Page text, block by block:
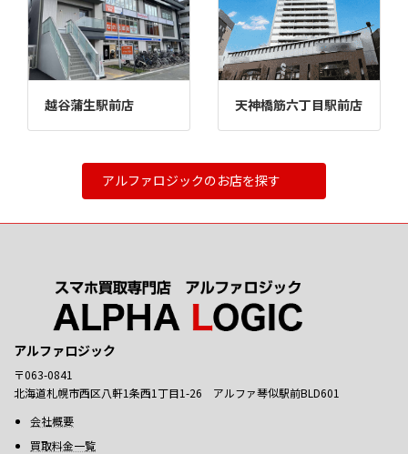
越谷蒲生駅前店 天神橋筋六丁目駅前店
アルファロジックのお店を探す
アルファロジック
〒063-0841
北海道札幌市西区八軒1条西1丁目1-26 アルファ琴似駅前BLD601
会社概要
買取料金一覧